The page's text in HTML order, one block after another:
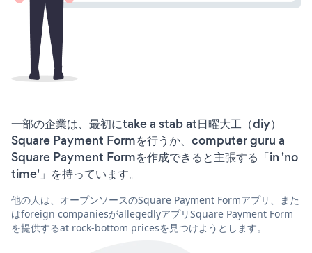
一部の企業は、最初にtake a stab at日曜大工（diy）
Square Payment Formを行うか、computer guru a
Square Payment Formを作成できると主張する「in 'no
time'」を持っています。
他の人は、オープンソースのSquare Payment Formアプリ、また
はforeign companiesがallegedlyアプリSquare Payment Form
を提供するat rock-bottom pricesを見つけようとします。